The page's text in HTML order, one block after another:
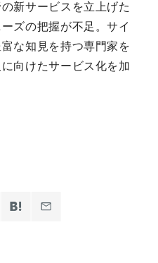
新サービスを立上げた
ズの把握が不足。サイ
な知見を持つ専門家を
向けたサービス化を加